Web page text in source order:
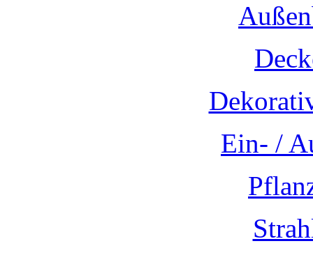
Ein- /